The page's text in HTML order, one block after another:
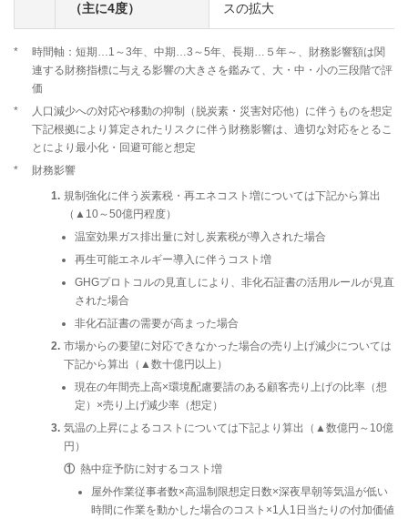
（主に4度）
スの拡大
*
時間軸：短期…1～3年、中期…3～5年、長期…５年～、財務影響額は関
連する財務指標に与える影響の大きさを鑑みて、大・中・小の三段階で評
価
*
人口減少への対応や移動の抑制（脱炭素・災害対応他）に伴うものを想定
下記根拠により算定されたリスクに伴う財務影響は、適切な対応をとるこ
とにより最小化・回避可能と想定
*
財務影響
規制強化に伴う炭素税・再エネコスト増については下記から算出
（▲10～50億円程度）
温室効果ガス排出量に対し炭素税が導入された場合
再生可能エネルギー導入に伴うコスト増
GHGプロトコルの見直しにより、非化石証書の活用ルールが見直
された場合
非化石証書の需要が高まった場合
市場からの要望に対応できなかった場合の売り上げ減少については
下記から算出（▲数十億円以上）
現在の年間売上高×環境配慮要請のある顧客売り上げの比率（想
定）×売り上げ減少率（想定）
気温の上昇によるコストについては下記より算出（▲数億円～10億
円）
① 熱中症予防に対するコスト増
屋外作業従事者数×高温制限想定日数×深夜早朝等気温が低い
時間に作業を動かした場合のコスト×1人1日当たりの付加価値